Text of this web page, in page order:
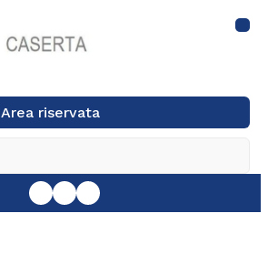
Area riservata